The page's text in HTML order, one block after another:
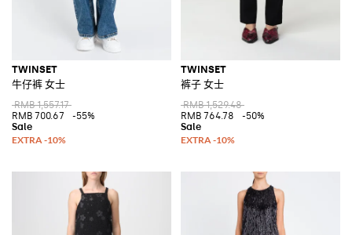
TWINSET
牛仔裤 女士
RMB 1,557.17
RMB 700.67
-55%
TWINSET
裤子 女士
RMB 1,529.48
RMB 764.78
-50%